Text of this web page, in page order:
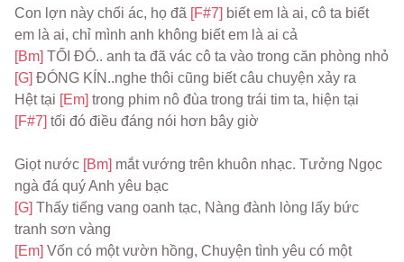
Con lợn này chối ác, họ đã [F#7] biết em là ai, cô ta biết
em là ai, chỉ mình anh không biết em là ai cả
[Bm]
[G] ĐÓNG KÍN..nghe thôi cũng biết câu chuyện xảy ra
Hệt tại [Em]
[F#7] tối đó điều đáng nói hơn bây giờ
Giọt nước [Bm] mắt vướng trên khuôn nhạc. Tưởng Ngọc
ngà đá quý Anh yêu bạc
[G] Thấy tiếng vang oanh tạc, Nàng đành lòng lấy bức
tranh sơn vàng
[Em] Vốn có một vườn hồng, Chuyện tình yêu có một